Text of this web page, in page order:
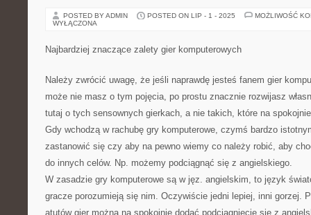
POSTED BY ADMIN POSTED ON LIP - 1 - 2025
MOŻLIWOŚĆ
WYŁĄCZONA
Najbardziej znaczące zalety gier komputerowych
Należy zwrócić uwagę, że jeśli naprawdę jesteś fanem gier
może nie masz o tym pojęcia, po prostu znacznie rozwijasz
tutaj o tych sensownych gierkach, a nie takich, które na
Gdy wchodzą w rachubę gry komputerowe, czymś bardzo
zastanowić się czy aby na pewno wiemy co należy robić, aby
do innych celów. Np. możemy podciągnąć się z angielskiego.
W zasadzie gry komputerowe są w jęz. angielskim, to język
gracze porozumieją się nim. Oczywiście jedni lepiej, inni gorzej.
atutów gier można na spokojnie dodać podciągnięcie się z